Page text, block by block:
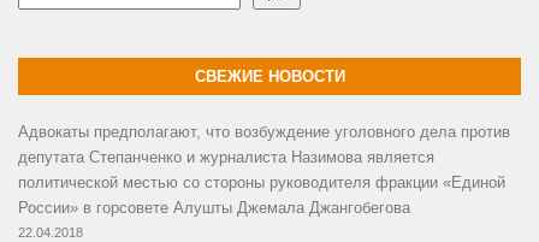
СВЕЖИЕ НОВОСТИ
Адвокаты предполагают, что возбуждение уголовного дела против
депутата Степанченко и журналиста Назимова является
политической местью со стороны руководителя фракции «Единой
России» в горсовете Алушты Джемала Джангобегова
22.04.2018